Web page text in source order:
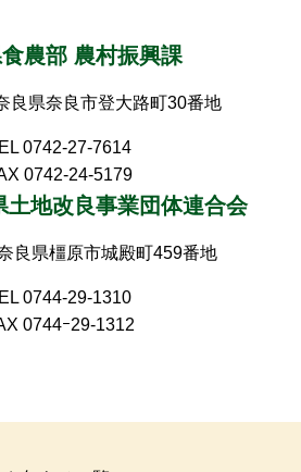
農部 農村振興課
良県奈良市登大路町30番地
0742-27-7614
0742-24-5179
土地改良事業団体連合会
良県橿原市城殿町459番地
0744-29-1310
0744ｰ29-1312